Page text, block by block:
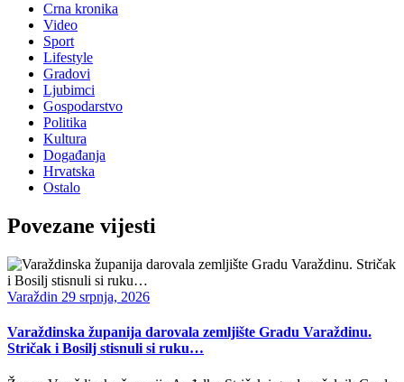
Crna kronika
Video
Sport
Lifestyle
Gradovi
Ljubimci
Gospodarstvo
Politika
Kultura
Događanja
Hrvatska
Ostalo
Povezane vijesti
Varaždin 29 srpnja, 2026
Varaždinska županija darovala zemljište Gradu Varaždinu.
Stričak i Bosilj stisnuli si ruku…